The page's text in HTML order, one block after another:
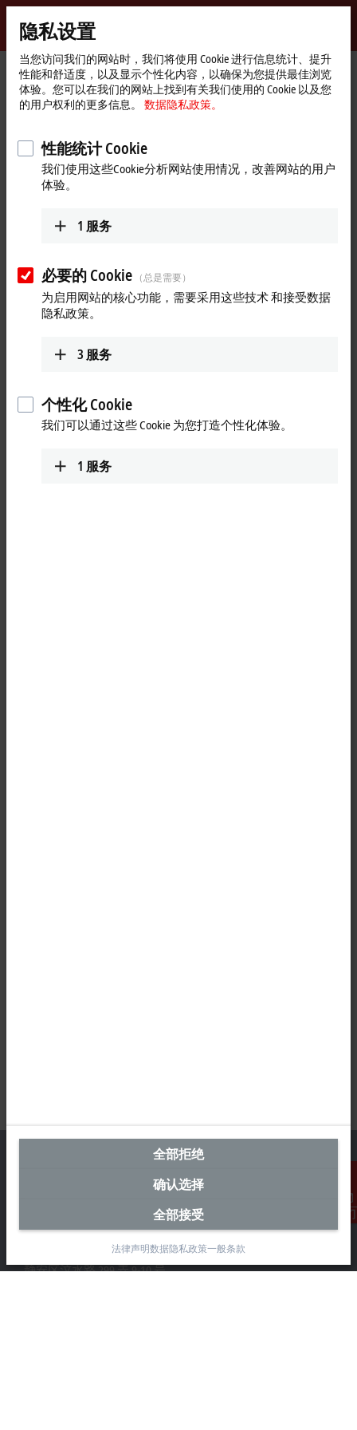
Beckhoff
-
自
动
化
技
术
Start
page
公司简介 最新资讯 倍福产品研发
联系我们
Video
2024年11月13日
倍福产品研发
创新是倍福刻在骨子里的 DNA。我们在硬件和软件领域的持续
Frederike Beckhoff 深入剖析了倍福产品与技术发展的坚实基
更多关于此视频的信息
Loading...
毕孚自动化设备贸易(上海)有限公司
市北智汇园4号楼
静安区汶水路 299 弄 9-10 号
隐私设置
当您访问我们的网站时，我们将使用 Cookie 进行信息统计、提升
性能和舒适度，以及显示个性化内容，以确保为您提供最佳浏览
体验。您可以在我们的网站上找到有关我们使用的 Cookie 以及您
的用户权利的更多信息。
数据隐私政策。
性能统计 Cookie
我们使用这些Cookie分析网站使用情况，改善网站的用户
体验。
1 服务
必要的 Cookie （总是需要）
为启用网站的核心功能，需要采用这些技术 和接受数据
隐私政策。
3 服务
个性化 Cookie
我们可以通过这些 Cookie 为您打造个性化体验。
1 服务
全部拒绝
确认选择
全部接受
法律声明数据隐私政策一般条款